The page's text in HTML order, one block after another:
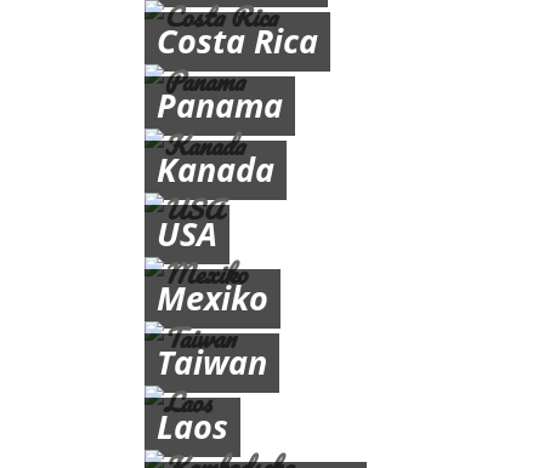
Costa Rica
Panama
Kanada
USA
Mexiko
Taiwan
Laos